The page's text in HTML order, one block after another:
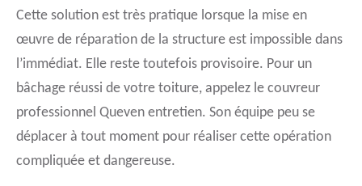
Cette solution est très pratique lorsque la mise en
œuvre de réparation de la structure est impossible dans
l’immédiat. Elle reste toutefois provisoire. Pour un
bâchage réussi de votre toiture, appelez le couvreur
professionnel Queven entretien. Son équipe peu se
déplacer à tout moment pour réaliser cette opération
compliquée et dangereuse.